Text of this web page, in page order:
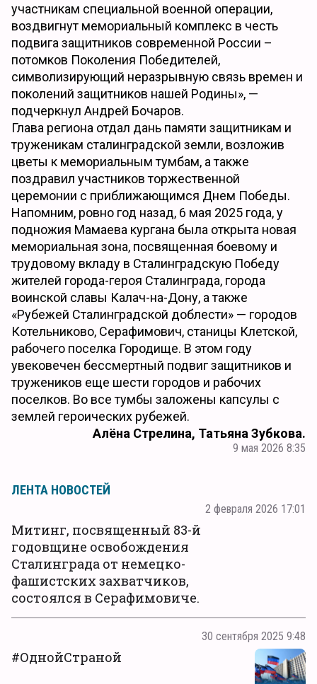
участникам специальной военной операции,
воздвигнут мемориальный комплекс в честь
подвига защитников современной России –
потомков Поколения Победителей,
символизирующий неразрывную связь времен и
поколений защитников нашей Родины», —
подчеркнул Андрей Бочаров.
Глава региона отдал дань памяти защитникам и
труженикам сталинградской земли, возложив
цветы к мемориальным тумбам, а также
поздравил участников торжественной
церемонии с приближающимся Днем Победы.
Напомним, ровно год назад, 6 мая 2025 года, у
подножия Мамаева кургана была открыта новая
мемориальная зона, посвященная боевому и
трудовому вкладу в Сталинградскую Победу
жителей города-героя Сталинграда, города
воинской славы Калач-на-Дону, а также
«Рубежей Сталинградской доблести» — городов
Котельниково, Серафимович, станицы Клетской,
рабочего поселка Городище. В этом году
увековечен бессмертный подвиг защитников и
тружеников еще шести городов и рабочих
поселков. Во все тумбы заложены капсулы с
землей героических рубежей.
Алёна Стрелина, Татьяна Зубкова.
9 мая 2026 8:35
ЛЕНТА НОВОСТЕЙ
2 февраля 2026 17:01
Митинг, посвященный 83-й
годовщине освобождения
Сталинграда от немецко-
фашистских захватчиков,
состоялся в Серафимовиче.
30 сентября 2025 9:48
#ОднойСтраной